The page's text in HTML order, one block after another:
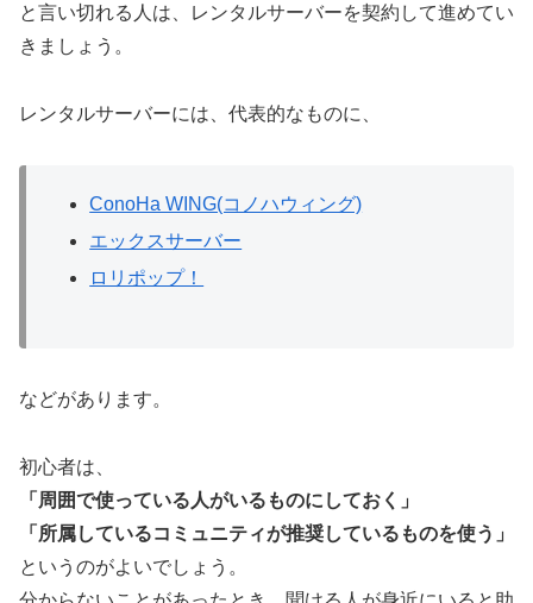
と言い切れる人は、レンタルサーバーを契約して進めてい
きましょう。
レンタルサーバーには、代表的なものに、
ConoHa WING(コノハウィング)
エックスサーバー
ロリポップ！
などがあります。
初心者は、
「周囲で使っている人がいるものにしておく」
「所属しているコミュニティが推奨しているものを使う」
というのがよいでしょう。